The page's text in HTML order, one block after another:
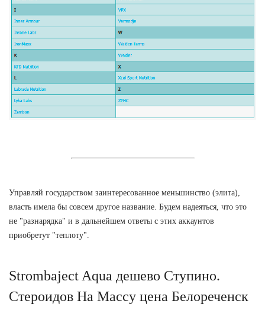
Управляй государством заинтересованное меньшинство (элита),
власть имела бы совсем другое название. Будем надеяться, что это
не "разнарядка" и в дальнейшем ответы с этих аккаунтов
приобретут "теплоту".
Strombaject Aqua дешево Ступино.
Стероидов На Массу цена Белореченск